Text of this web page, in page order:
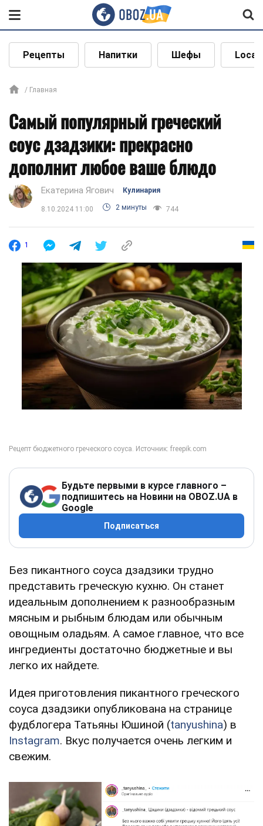
Рецепты Напитки Шефы Local
Главная
Самый популярный греческий
соус дзадзики: прекрасно
дополнит любое ваше блюдо
Екатерина Ягович Кулинария
8.10.2024 11:00 2 минуты 744
1
Будьте первыми в курсе главного –
подпишитесь на Новини на OBOZ.UA в
Google
Подписаться
Без пикантного соуса дзадзики трудно
представить греческую кухню. Он станет
идеальным дополнением к разнообразным
мясным и рыбным блюдам или обычным
овощным оладьям. А самое главное, что все
ингредиенты достаточно бюджетные и вы
легко их найдете.
Идея приготовления пикантного греческого
соуса дзадзики опубликована на странице
фудблогера Татьяны Юшиной (tanyushina) в
Instagram. Вкус получается очень легким и
свежим.